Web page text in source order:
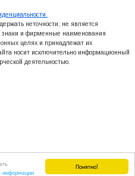
Понятно!
информации
неточности; не является
знаки и фирменные наименования
целях и принадлежат их
носит исключительно информационный
деятельностью.